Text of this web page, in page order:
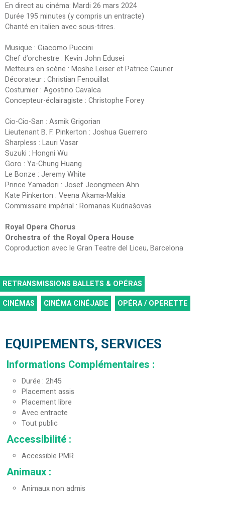
En direct au cinéma: Mardi 26 mars 2024
Durée 195 minutes (y compris un entracte)
Chanté en italien avec sous-titres.
Musique : Giacomo Puccini
Chef d’orchestre : Kevin John Edusei
Metteurs en scène : Moshe Leiser et Patrice Caurier
Décorateur : Christian Fenouillat
Costumier : Agostino Cavalca
Concepteur-éclairagiste : Christophe Forey
Cio-Cio-San : Asmik Grigorian
Lieutenant B. F. Pinkerton : Joshua Guerrero
Sharpless : Lauri Vasar
Suzuki : Hongni Wu
Goro : Ya-Chung Huang
Le Bonze : Jeremy White
Prince Yamadori : Josef Jeongmeen Ahn
Kate Pinkerton : Veena Akama-Makia
Commissaire impérial : Romanas Kudriašovas
Royal Opera Chorus
Orchestra of the Royal Opera House
Coproduction avec le Gran Teatre del Liceu, Barcelona
RETRANSMISSIONS BALLETS & OPÉRAS
CINÉMAS
CINÉMA CINÉJADE OPÉRA / OPERETTE
EQUIPEMENTS, SERVICES
Informations Complémentaires :
Durée 2h45
Placement assis
Placement libre
Avec entracte
Tout public
Accessibilité :
Accessible PMR
Animaux :
Animaux non admis